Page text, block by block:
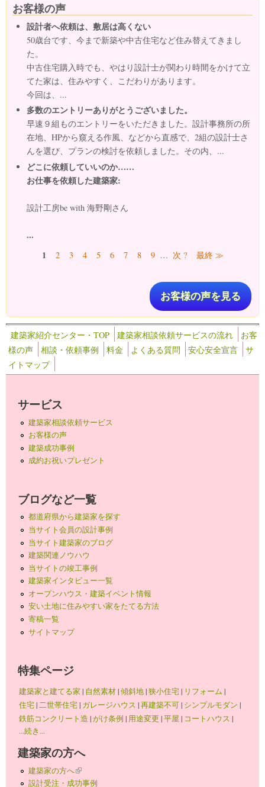
お客様の声
設計者へ依頼は、敷居は高くない
50歳台です、今まで新築や中古住宅など住み替えてきまし
た。
中古住宅購入時でも、やはり設計士が関わり時間をかけて立
てた家は、住みやすく、こだわりがあります。
今回は、...
多数のエントリーありがとうございました。
早速９組ものエントリーをいただきました。設計事務所の所
在地、HPから窺える作風、などから直感で、2組の設計士さ
んを選び、プランの検討を依頼しました。その内、...
どこに依頼していいのか……
お仕事を依頼した建築家:
設計工房be with 海野剛さん
...
ページ1 2 3 4 5 6 7 8 9 … 次 ? 最終 ≫
お客様の声を見る
建築家紹介センター・TOP 建築家相談依頼サービスの流れ
お客
様の声
相談・依頼事例 料金 よくある質問 安心安全宣言
サ
イトマップ
サービス
建築家相談依頼サービス
お客様の声
建築成功事例
成約お祝いプレゼント
ブログなど一覧
都道府県から建築家を探す
当サイト会員の設計事例
当サイト建築家のブログ
建築関連ノウハウ
当サイトの竣工事例
建築家インタビュー一覧
オープンハウス・建築イベント情報
安い土地に住みやすい家をたてる方法
寄稿一覧
サイトマップ
特集ページ
建築家と建てる家 | 自然素材|傾斜地|狭小住宅| リフォーム |
住宅|二世帯住宅| ガレージハウス |再建築不可| シンプルモダン |
鉄筋コンクリート造 |がけ条例 | 用途変更 |平屋 | コートハウス |
...続き...
建築家の方へ
建築家の方へ(link is external)
設計受注・成功事例